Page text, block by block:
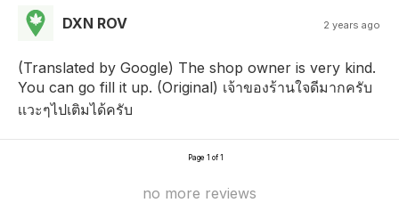
DXN ROV 2 years ago
(Translated by Google) The shop owner is very kind.
You can go fill it up. (Original) เจ้าของร้านใจดีมากครับ
เเวะๆไปเติมได้ครับ
Page 1 of 1
no more reviews